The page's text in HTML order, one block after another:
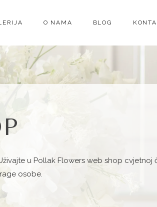
O NAMA BLOG
u Pollak Flowers web shop cvjetnoj
osobe.